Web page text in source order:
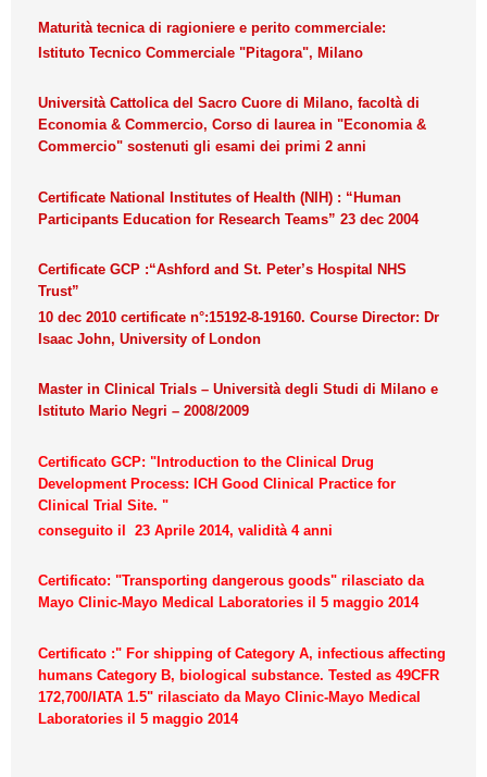
Maturità tecnica di ragioniere e perito commerciale:
Istituto Tecnico Commerciale "Pitagora", Milano
Università Cattolica del Sacro Cuore di Milano, facoltà di
Economia & Commercio, Corso di laurea in "Economia &
Commercio" sostenuti gli esami dei primi 2 anni
Certificate National Institutes of Health (NIH) : “Human
Participants Education for Research Teams” 23 dec 2004
Certificate GCP :“Ashford and St. Peter’s Hospital NHS
Trust”
10 dec 2010 certificate n°:15192-8-19160. Course Director: Dr
Isaac John, University of London
Master in Clinical Trials – Università degli Studi di Milano e
Istituto Mario Negri – 2008/2009
Certificato GCP: "Introduction to the Clinical Drug
Development Process: ICH Good Clinical Practice for
Clinical Trial Site. "
conseguito il 23 Aprile 2014, validità 4 anni
Certificato: "Transporting dangerous goods" rilasciato da
Mayo Clinic-Mayo Medical Laboratories il 5 maggio 2014
Certificato :" For shipping of Category A, infectious affecting
humans Category B, biological substance. Tested as 49CFR
172,700/IATA 1.5" rilasciato da Mayo Clinic-Mayo Medical
Laboratories il 5 maggio 2014